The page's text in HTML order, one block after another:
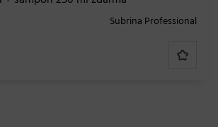
Subrina Professional